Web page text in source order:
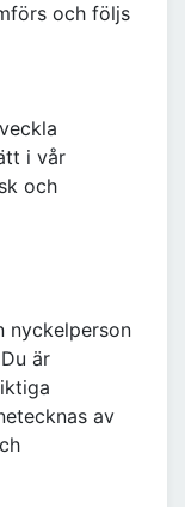
och följs
i vår
och
nyckelperson
är
av